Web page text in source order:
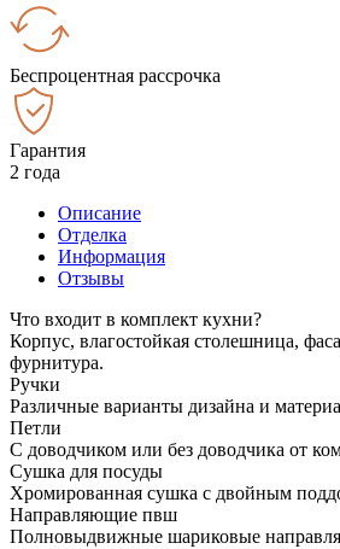
Беспроцентная рассрочка
Гарантия
2 года
Описание
Отделка
Информация
Отзывы
Что входит в комплект кухни?
Корпус, влагостойкая столешница,
фурнитура.
Ручки
Различные варианты дизайна и
Петли
С доводчиком или без доводчика от
Сушка для посуды
Хромированная сушка с двойным
Направляющие пвш
Полновыдвижные шариковые